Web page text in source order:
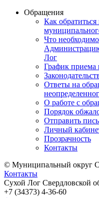
Обращения
Как
Что
Лог
График приема
Ответы на
О работе с
Порядок
Отправить
Личный
Прозрачность
Контакты
© Муниципальный округ
Контакты
Сухой Лог Свердловской
+7 (34373) 4-36-60